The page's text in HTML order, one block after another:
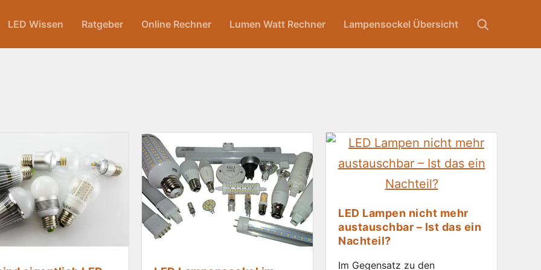
LED Wissen Ratgeber Online Rechner Lumen Watt Rechner Lampensockel Übersicht
LED Lampen nicht mehr
austauschbar – Ist das ein
Nachteil?
Im Gegensatz zu den